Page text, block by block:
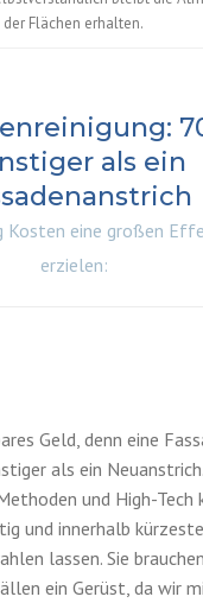
der Flächen erhalten.
als ein
Kosten eine großen
erzielen:
Geld, denn eine
als ein
und High-Tech
und innerhalb
lassen. Sie
ein Gerüst, da wir